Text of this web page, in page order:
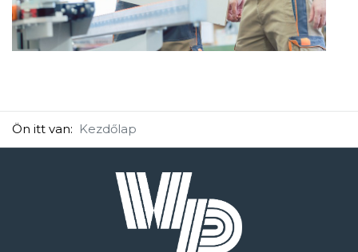
Ön itt van: Kezdőlap